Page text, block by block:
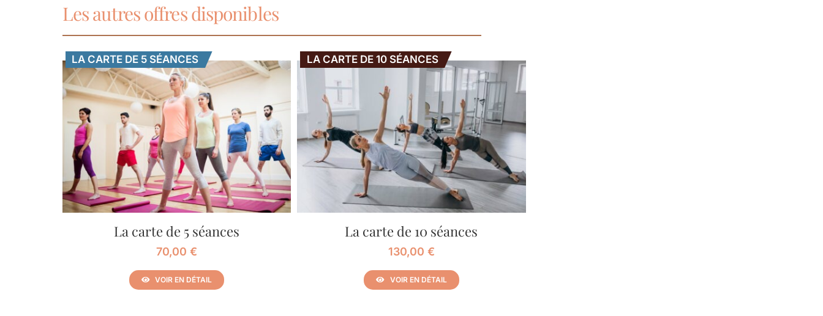
Les autres offres disponibles
LA CARTE DE 5 SÉANCES
La carte de 5 séances
70,00€
VOIR EN DÉTAIL
LA CARTE DE 10 SÉANCES
La carte de 10 séances
130,00 €
VOIR EN DÉTAIL